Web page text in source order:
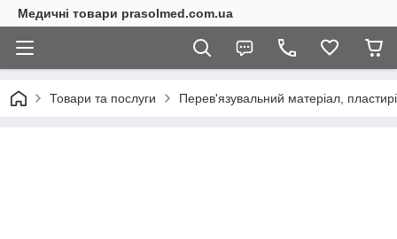
Медичні товари prasolmed.com.ua
Товари та послуги Перев'язувальний матеріал, пластирі